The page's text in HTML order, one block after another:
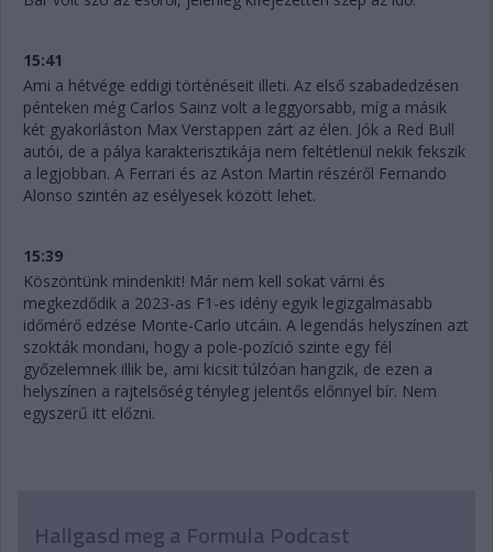
15:41
Ami a hétvége eddigi történéseit illeti. Az első szabadedzésen
pénteken még Carlos Sainz volt a leggyorsabb, míg a másik
két gyakorláston Max Verstappen zárt az élen. Jók a Red Bull
autói, de a pálya karakterisztikája nem feltétlenül nekik fekszik
a legjobban. A Ferrari és az Aston Martin részéről Fernando
Alonso szintén az esélyesek között lehet.
15:39
Köszöntünk mindenkit! Már nem kell sokat várni és
megkezdődik a 2023-as F1-es idény egyik legizgalmasabb
időmérő edzése Monte-Carlo utcáin. A legendás helyszínen azt
szokták mondani, hogy a pole-pozíció szinte egy fél
győzelemnek illik be, ami kicsit túlzóan hangzik, de ezen a
helyszínen a rajtelsőség tényleg jelentős előnnyel bír. Nem
egyszerű itt előzni.
Hallgasd meg a Formula Podcast